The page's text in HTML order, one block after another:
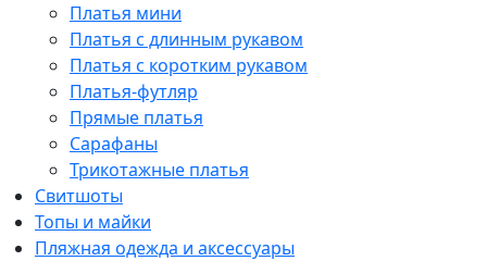
Платья мини
Платья с длинным рукавом
Платья с коротким рукавом
Платья-футляр
Прямые платья
Сарафаны
Трикотажные платья
Свитшоты
Топы и майки
Пляжная одежда и аксессуары